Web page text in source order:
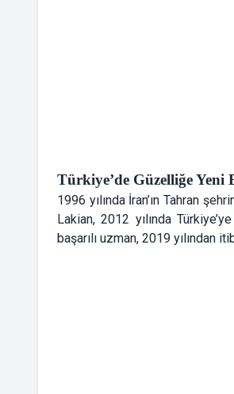
Türkiye’de Güzelliğe Yeni
1996 yılında İran’ın Tahran
Lakian, 2012 yılında
başarılı uzman, 2019 yılından